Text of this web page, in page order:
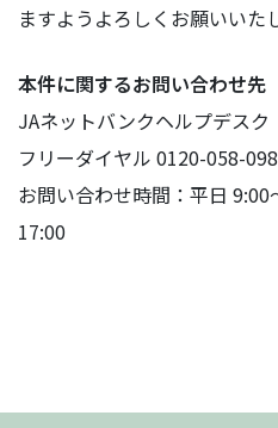
ますようよろしくお願いいた
本件に関するお問い合わせ先
JAネットバンクヘルプデスク
フリーダイヤル 0120-058-098
お問い合わせ時間：平日
17:00